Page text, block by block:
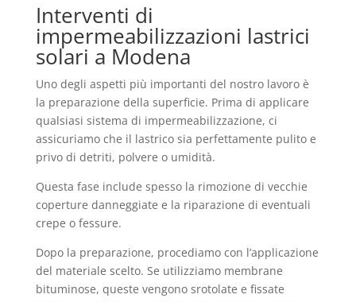
Interventi di
impermeabilizzazioni lastrici
solari a Modena
Uno degli aspetti più importanti del nostro lavoro è
la preparazione della superficie. Prima di applicare
qualsiasi sistema di impermeabilizzazione, ci
assicuriamo che il lastrico sia perfettamente pulito e
privo di detriti, polvere o umidità.
Questa fase include spesso la rimozione di vecchie
coperture danneggiate e la riparazione di eventuali
crepe o fessure.
Dopo la preparazione, procediamo con l’applicazione
del materiale scelto. Se utilizziamo membrane
bituminose, queste vengono srotolate e fissate